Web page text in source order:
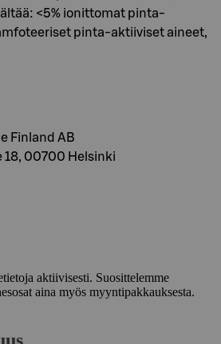
<5% ionittomat pinta-
pinta-aktiiviset aineet,
Finland AB
18, 00700 Helsinki
aktiivisesti. Suosittelemme
aina myös myyntipakkauksesta.